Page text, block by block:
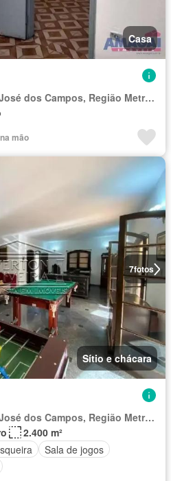
Casa
Região Imediata de São José dos Campos, Região Metropolitana do Vale do Paraíba e Litoral Norte
mão
7fotos
Sítio e chácara
Região Imediata de São José dos Campos, Região Metropolitana do Vale do Paraíba e Litoral Norte
2.400 m²
Sala de jogos